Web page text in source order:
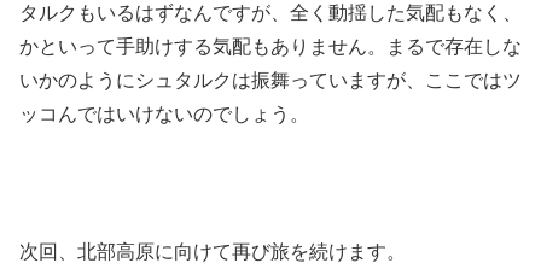
タルクもいるはずなんですが、全く動揺した気配もなく、
かといって手助けする気配もありません。まるで存在しな
いかのようにシュタルクは振舞っていますが、ここではツ
ッコんではいけないのでしょう。
次回、北部高原に向けて再び旅を続けます。